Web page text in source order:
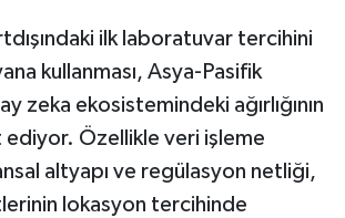
ilk laboratuvar tercihini
kullanması, Asya-Pasifik
zeka ekosistemindeki ağırlığının
ediyor. Özellikle veri işleme
altyapı ve regülasyon netliği,
lokasyon tercihinde